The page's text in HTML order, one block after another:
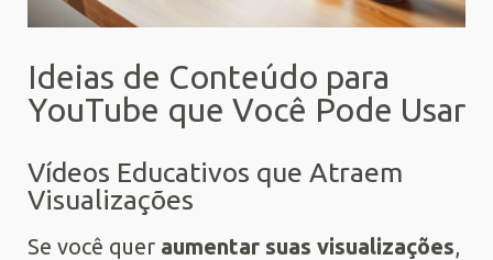
Ideias de Conteúdo para
YouTube que Você Pode Usar
Vídeos Educativos que Atraem
Visualizações
Se você quer aumentar suas visualizações